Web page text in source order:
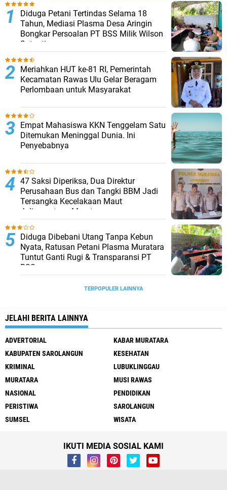
Diduga Petani Tertindas Selama 18
Tahun, Mediasi Plasma Desa Aringin
Bongkar Persoalan PT BSS Milik Wilson
Sutantio
Meriahkan HUT ke-81 RI, Pemerintah
Kecamatan Rawas Ulu Gelar Beragam
Perlombaan untuk Masyarakat
Empat Mahasiswa KKN Tenggelam Satu
Ditemukan Meninggal Dunia. Ini
Penyebabnya
47 Saksi Diperiksa, Dua Direktur
Perusahaan Bus dan Tangki BBM Jadi
Tersangka Kecelakaan Maut
Jalinsumteng Muratara
Diduga Dibebani Utang Tanpa Kebun
Nyata, Ratusan Petani Plasma Muratara
Tuntut Ganti Rugi & Transparansi PT
BSS
TERPOPULER LAINNYA
JELAHI BERITA LAINNYA
ADVERTORIAL
KABAR MURATARA
KABUPATEN SAROLANGUN
KESEHATAN
KRIMINAL
LUBUKLINGGAU
MURATARA
MUSI RAWAS
NASIONAL
PENDIDIKAN
PERISTIWA
SAROLANGUN
SUMSEL
WISATA
IKUTI MEDIA SOSIAL KAMI